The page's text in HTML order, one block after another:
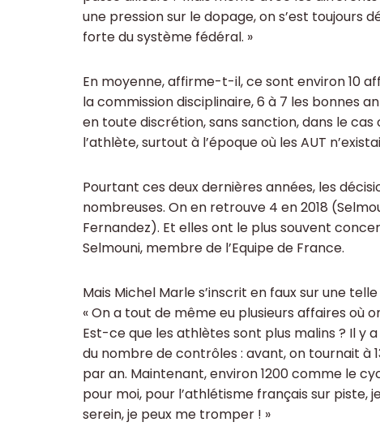
une pression sur le dopage, on s’est toujours
forte du système fédéral. »
En moyenne, affirme-t-il, ce sont environ 10
la commission disciplinaire, 6 à 7 les bonnes
en toute discrétion, sans sanction, dans le
l’athlète, surtout à l’époque où les AUT
Pourtant ces deux dernières années, les
nombreuses. On en retrouve 4 en 2018
Fernandez). Et elles ont le plus souvent
Selmouni, membre de l’Equipe de France.
Mais Michel Marle s’inscrit en faux sur une
« On a tout de même eu plusieurs affaires où
Est-ce que les athlètes sont plus malins ? Il y
du nombre de contrôles : avant, on tournait à
par an. Maintenant, environ 1200 comme le
pour moi, pour l’athlétisme français sur piste,
serein, je peux me tromper ! »